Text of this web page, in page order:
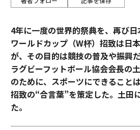
4年に一度の世界的祭典を、再び
ワールドカップ（W杯）招致は日
が、その目的は競技の普及や振興
ラグビーフットボール協会会長の
のために、スポーツにできること
招致の“合言葉”を策定した。土田
た。